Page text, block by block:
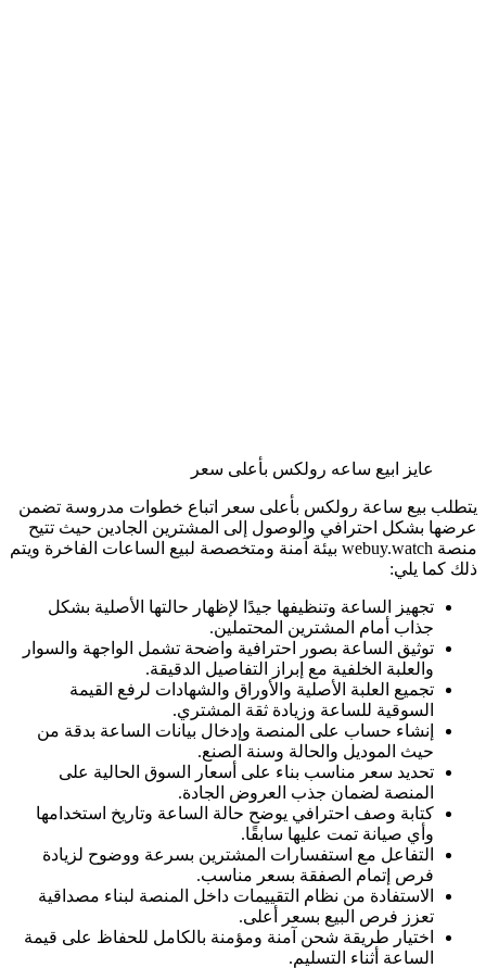
عايز ابيع ساعه رولكس بأعلى سعر
يتطلب بيع ساعة رولكس بأعلى سعر اتباع خطوات مدروسة تضمن
عرضها بشكل احترافي والوصول إلى المشترين الجادين حيث تتيح
منصة webuy.watch بيئة آمنة ومتخصصة لبيع الساعات الفاخرة ويتم
ذلك كما يلي:
تجهيز الساعة وتنظيفها جيدًا لإظهار حالتها الأصلية بشكل
جذاب أمام المشترين المحتملين.
توثيق الساعة بصور احترافية واضحة تشمل الواجهة والسوار
والعلبة الخلفية مع إبراز التفاصيل الدقيقة.
تجميع العلبة الأصلية والأوراق والشهادات لرفع القيمة
السوقية للساعة وزيادة ثقة المشتري.
إنشاء حساب على المنصة وإدخال بيانات الساعة بدقة من
حيث الموديل والحالة وسنة الصنع.
تحديد سعر مناسب بناء على أسعار السوق الحالية على
المنصة لضمان جذب العروض الجادة.
كتابة وصف احترافي يوضح حالة الساعة وتاريخ استخدامها
وأي صيانة تمت عليها سابقًا.
التفاعل مع استفسارات المشترين بسرعة ووضوح لزيادة
فرص إتمام الصفقة بسعر مناسب.
الاستفادة من نظام التقييمات داخل المنصة لبناء مصداقية
تعزز فرص البيع بسعر أعلى.
اختيار طريقة شحن آمنة ومؤمنة بالكامل للحفاظ على قيمة
الساعة أثناء التسليم.